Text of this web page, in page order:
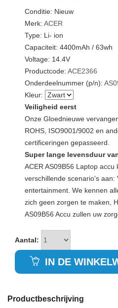
Conditie: Nieuw
Merk: ACER
Type: Li- ion
Capaciteit: 4400mAh / 63wh
Voltage: 14.4V
Productcode: ACE2366
Onderdeelnummer (p/n):
Kleur:
Veiligheid eerst
Onze Gloednieuwe
ROHS, ISO9001/9002 en
certificeringen gepasseerd.
Super lange levensduur
ACER AS09B56 Laptop
verschillende scenario's aan:
entertainment. We kennen
zich geen zorgen te maken,
AS09B56 Accu zullen uw
Aantal:
IN DE
Productbeschrijving